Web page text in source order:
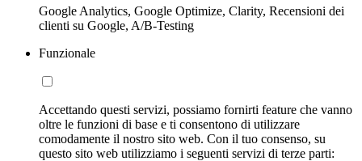
Google Analytics, Google Optimize, Clarity, Recensioni dei
clienti su Google, A/B-Testing
Funzionale
Accettando questi servizi, possiamo fornirti feature che vanno
oltre le funzioni di base e ti consentono di utilizzare
comodamente il nostro sito web. Con il tuo consenso, su
questo sito web utilizziamo i seguenti servizi di terze parti: